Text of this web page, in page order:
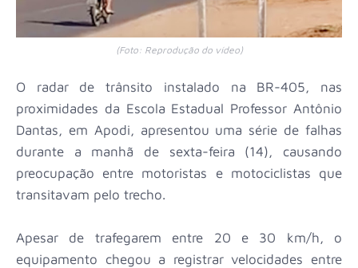
(Foto: Reprodução do vídeo)
O radar de trânsito instalado na BR-405, nas
proximidades da Escola Estadual Professor Antônio
Dantas, em Apodi, apresentou uma série de falhas
durante a manhã de sexta-feira (14), causando
preocupação entre motoristas e motociclistas que
transitavam pelo trecho.
Apesar de trafegarem entre 20 e 30 km/h, o
equipamento chegou a registrar velocidades entre